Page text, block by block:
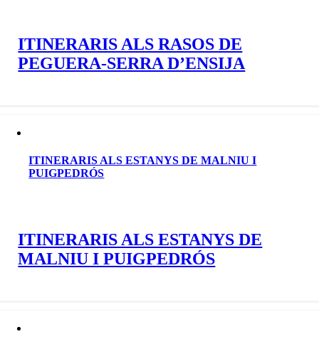
ITINERARIS ALS RASOS DE
PEGUERA-SERRA D’ENSIJA
ITINERARIS ALS ESTANYS DE MALNIU I
PUIGPEDRÓS
ITINERARIS ALS ESTANYS DE
MALNIU I PUIGPEDRÓS